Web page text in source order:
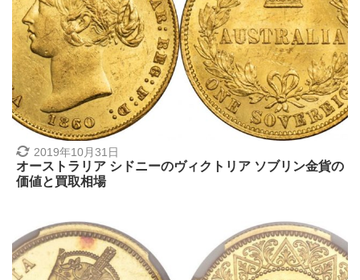
2019年10月31日
オーストラリア シドニーのヴィクトリア ソブリン金貨の
価値と買取相場